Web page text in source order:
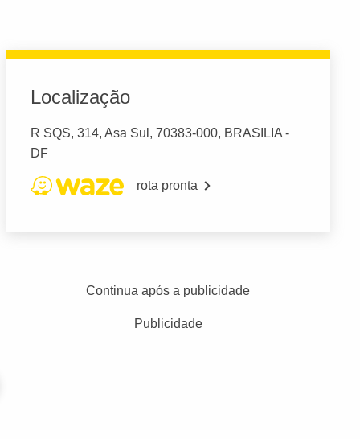
Localização
R SQS, 314, Asa Sul, 70383-000, BRASILIA -
DF
rota pronta
Continua após a publicidade
Publicidade